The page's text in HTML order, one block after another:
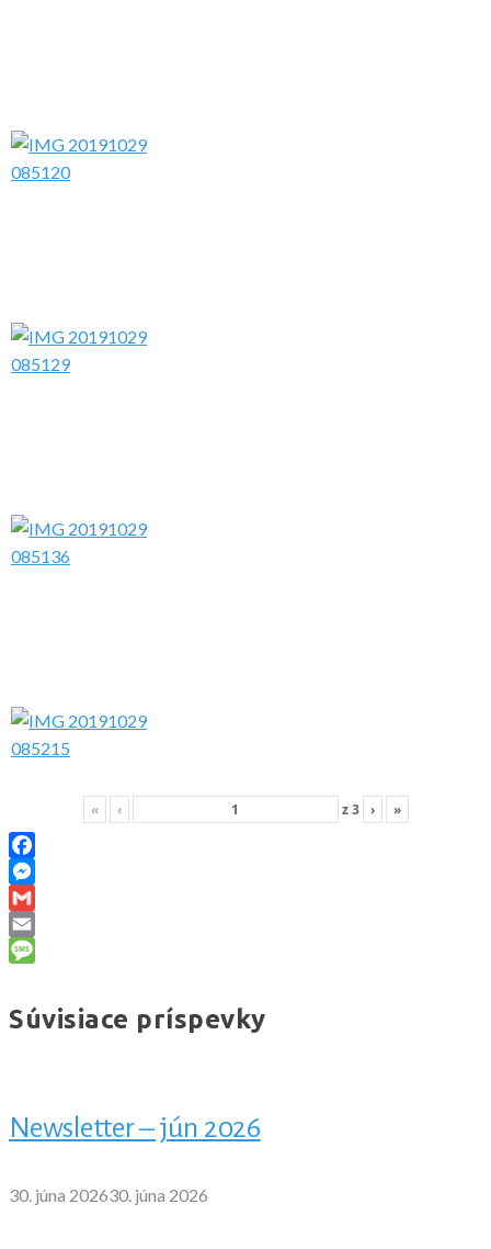
« ‹ z3 › »
Facebook
Messenger
Gmail
Email
Súvisiace príspevky
Newsletter – jún 2026
30. júna 202630. júna 2026